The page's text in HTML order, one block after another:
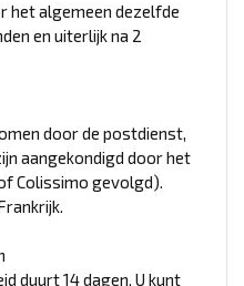
het algemeen dezelfde
en uiterlijk na 2
door de postdienst,
aangekondigd door het
Colissimo gevolgd).
duurt 14 dagen. U kunt